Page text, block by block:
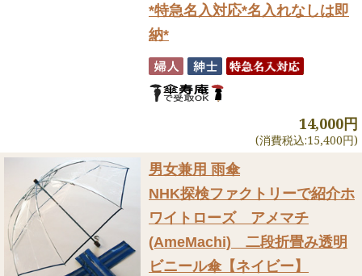
*特急名入対応*名入れなしは即
納*
14,000円
(消費税込:15,400円)
男女兼用 雨傘
NHK探検ファクトリーで紹介ホ
ワイトローズ アメマチ
(AmeMachi) 二段折畳み透明
ビニール傘【ネイビー】